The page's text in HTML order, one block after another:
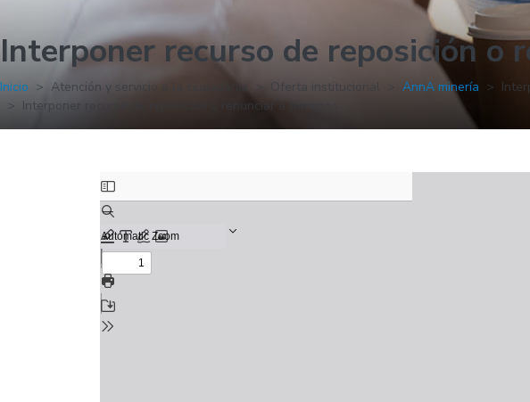
Interponer recurso de reposición o
Inicio Atención y servicio a la ciudadanía Oferta institucional AnnA minería
Interponer recurso de reposición o renunciar a términos